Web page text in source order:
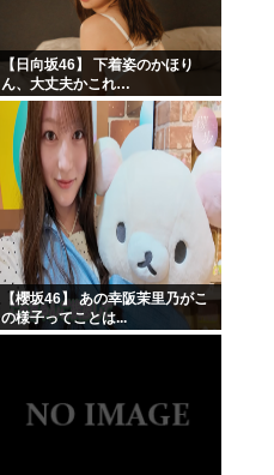
【日向坂46】 下着姿のかほり
ん、大丈夫かこれ…
【櫻坂46】 あの幸阪茉里乃がこ
の様子ってことは...